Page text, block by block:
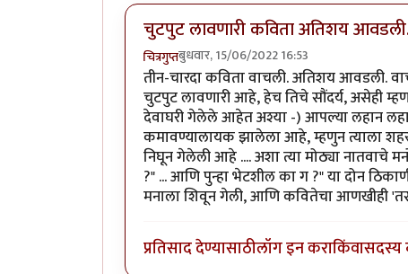
चुटपुट लावणारी कविता अतिशय
चित्रगुप्तबुधवार, 15/06/2022 16:53
तीन-चारदा कविता वाचली. अतिशय आवडली.
चुटपुट लावणारी आहे, हेच तिचे सौंदर्य, असेही
देवाघरी गेलेले आहेत अश्या -) आपल्या लहान
कमावण्यालायक झालेला आहे, म्हणुन त्याला
निघून गेलेली आहे .... अशा त्या मोठ्या
?" ... आणि पुन्हा भेटशील का ग ?" या दोन
मनाला शिवून गेली, आणि कवितेचा आणखीही
प्रतिसाद देण्यासाठीलॉग इन कराकिंवासदस्य